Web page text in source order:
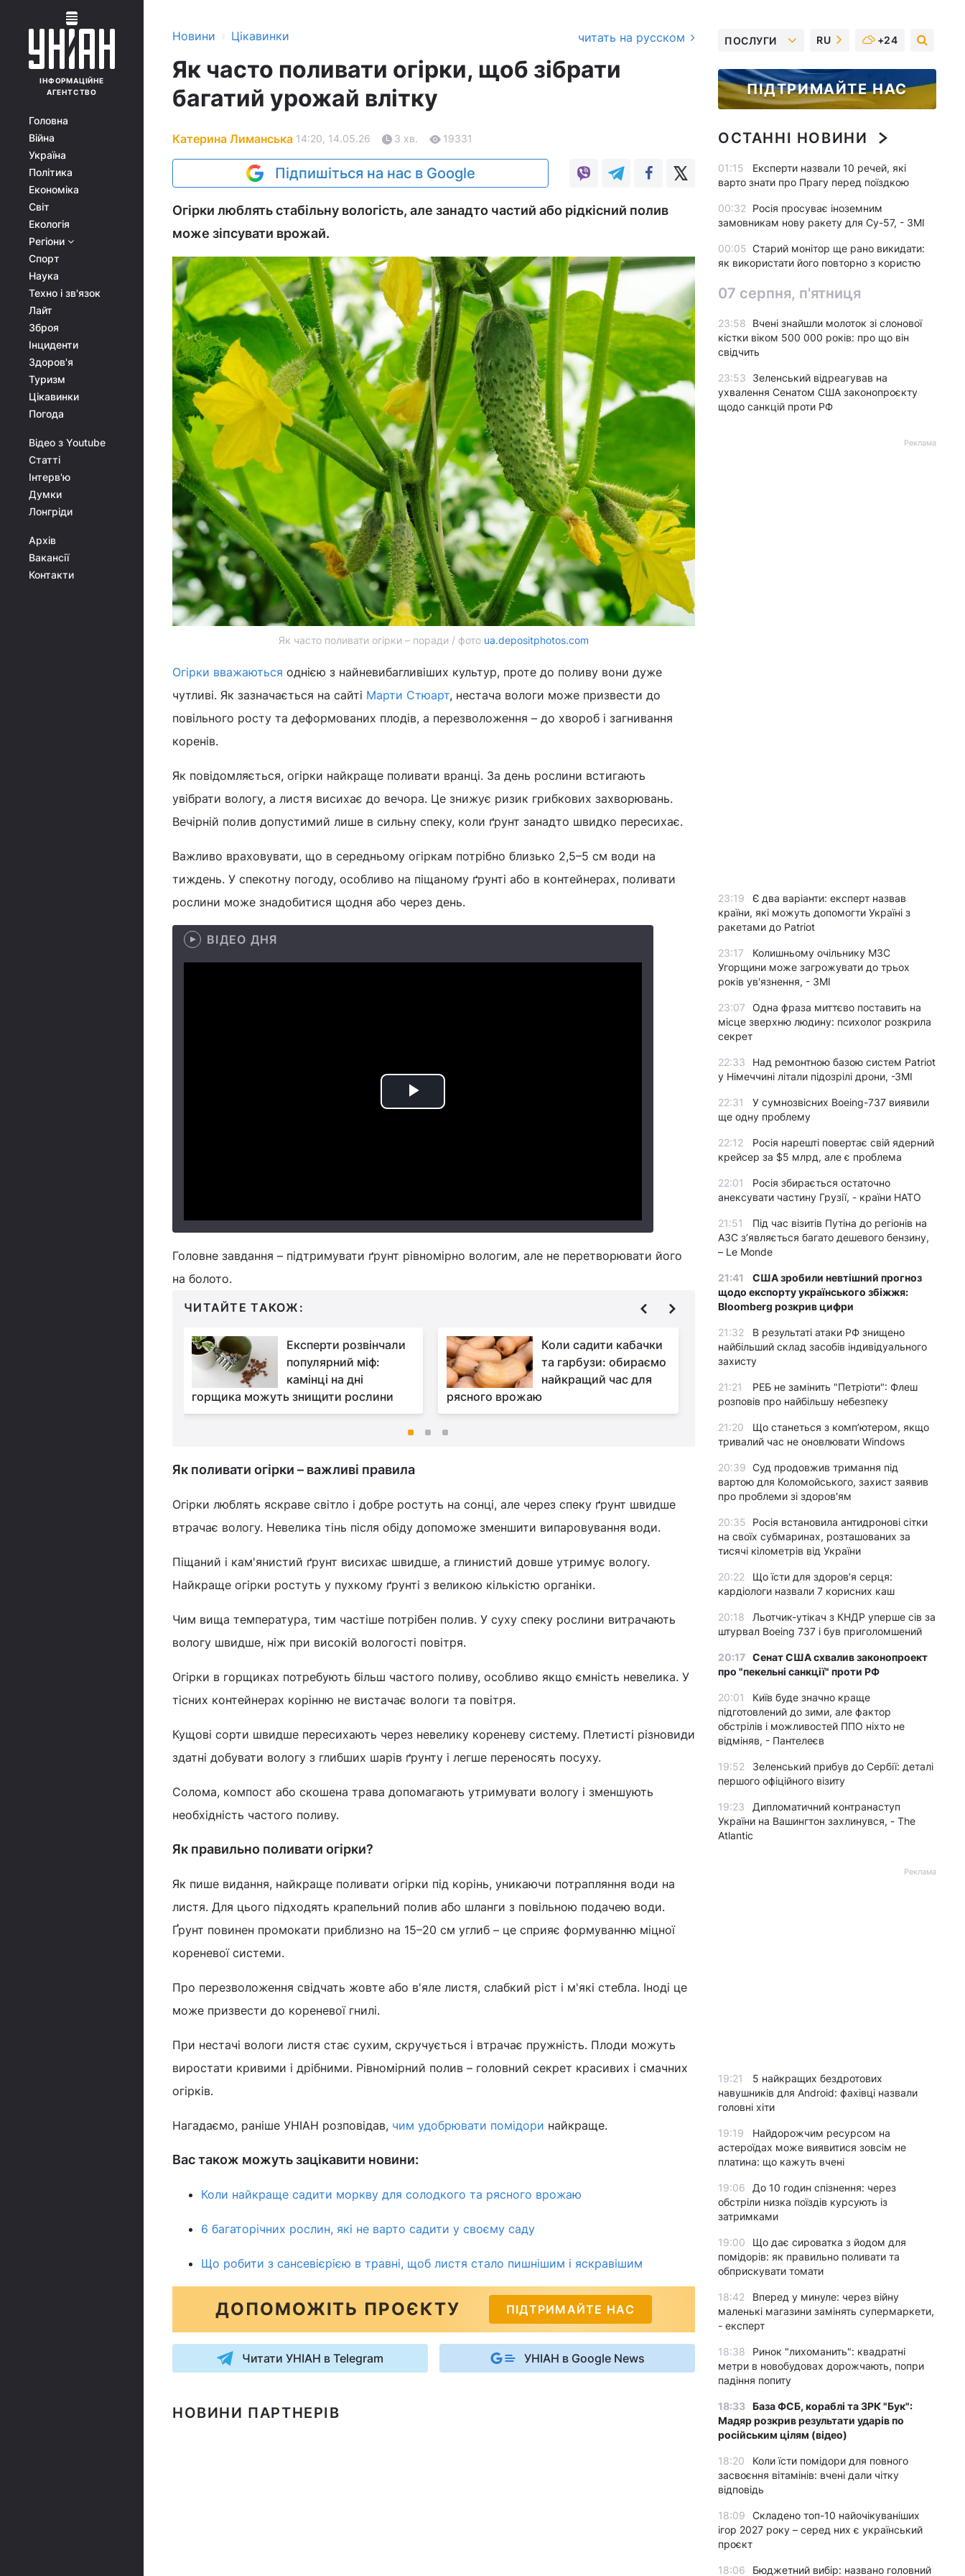
ІНФОРМАЦІЙНЕ
АГЕНТСТВО
Головна
Війна
Україна
Політика
Економіка
Світ
Екологія
Регіони
Спорт
Наука
Техно і зв'язок
Лайт
Зброя
Інциденти
Здоров'я
Туризм
Цікавинки
Погода
Відео з Youtube
Статті
Інтерв'ю
Думки
Лонгріди
Архів
Вакансії
Контакти
Новини › Цікавинки читать на русском
Як часто поливати огірки, щоб зібрати
багатий урожай влітку
Катерина Лиманська 14:20, 14.05.26 3 хв. 19331
Підпишіться на нас в Google
Огірки люблять стабільну вологість, але занадто частий або рідкісний полив
може зіпсувати врожай.
Як часто поливати огірки – поради / фото ua.depositphotos.com
Огірки вважаються однією з найневибагливіших культур, проте до поливу вони дуже
чутливі. Як зазначається на сайті Марти Стюарт, нестача вологи може призвести до
повільного росту та деформованих плодів, а перезволоження – до хвороб і загнивання
коренів.
Як повідомляється, огірки найкраще поливати вранці. За день рослини встигають
увібрати вологу, а листя висихає до вечора. Це знижує ризик грибкових захворювань.
Вечірній полив допустимий лише в сильну спеку, коли ґрунт занадто швидко пересихає.
Важливо враховувати, що в середньому огіркам потрібно близько 2,5–5 см води на
тиждень. У спекотну погоду, особливо на піщаному ґрунті або в контейнерах, поливати
рослини може знадобитися щодня або через день.
ВІДЕО ДНЯ
Play
Головне завдання – підтримувати ґрунт рівномірно вологим, але не перетворювати його
на болото.
ЧИТАЙТЕ ТАКОЖ:
Експерти розвінчали
популярний міф:
камінці на дні
горщика можуть знищити рослини
Коли садити кабачки
та гарбузи: обираємо
найкращий час для
рясного врожаю
Врожай збиратимете
найкращий час для
посадки огірків
Як поливати огірки – важливі правила
Огірки люблять яскраве світло і добре ростуть на сонці, але через спеку ґрунт швидше
втрачає вологу. Невелика тінь після обіду допоможе зменшити випаровування води.
Піщаний і кам'янистий ґрунт висихає швидше, а глинистий довше утримує вологу.
Найкраще огірки ростуть у пухкому ґрунті з великою кількістю органіки.
Чим вища температура, тим частіше потрібен полив. У суху спеку рослини витрачають
вологу швидше, ніж при високій вологості повітря.
Огірки в горщиках потребують більш частого поливу, особливо якщо ємність невелика. У
тісних контейнерах корінню не вистачає вологи та повітря.
Кущові сорти швидше пересихають через невелику кореневу систему. Плетисті різновиди
здатні добувати вологу з глибших шарів ґрунту і легше переносять посуху.
Солома, компост або скошена трава допомагають утримувати вологу і зменшують
необхідність частого поливу.
Як правильно поливати огірки?
Як пише видання, найкраще поливати огірки під корінь, уникаючи потрапляння води на
листя. Для цього підходять крапельний полив або шланги з повільною подачею води.
Ґрунт повинен промокати приблизно на 15–20 см углиб – це сприяє формуванню міцної
кореневої системи.
Про перезволоження свідчать жовте або в'яле листя, слабкий ріст і м'які стебла. Іноді це
може призвести до кореневої гнилі.
При нестачі вологи листя стає сухим, скручується і втрачає пружність. Плоди можуть
виростати кривими і дрібними. Рівномірний полив – головний секрет красивих і смачних
огірків.
Нагадаємо, раніше УНІАН розповідав, чим удобрювати помідори найкраще.
Вас також можуть зацікавити новини:
Коли найкраще садити моркву для солодкого та рясного врожаю
6 багаторічних рослин, які не варто садити у своєму саду
Що робити з сансевієрією в травні, щоб листя стало пишнішим і яскравішим
ДОПОМОЖІТЬ ПРОЄКТУ ПІДТРИМАЙТЕ НАС
Читати УНІАН в Telegram УНІАН в Google News
НОВИНИ ПАРТНЕРІВ
ПОСЛУГИ RU +24
ПІДТРИМАЙТЕ НАС
ОСТАННІ НОВИНИ
01:15
Експерти назвали 10 речей, які
варто знати про Прагу перед поїздкою
00:32
Росія просуває іноземним
замовникам нову ракету для Су-57, - ЗМІ
00:05 Старий монітор ще рано викидати:
як використати його повторно з користю
07 серпня, п'ятниця
23:58
Вчені знайшли молоток зі слонової
кістки віком 500 000 років: про що він
свідчить
23:53
Зеленський відреагував на
ухвалення Сенатом США законопроєкту
щодо санкцій проти РФ
Реклама
23:19
Є два варіанти: експерт назвав
країни, які можуть допомогти Україні з
ракетами до Patriot
23:17
Колишньому очільнику МЗС
Угорщини може загрожувати до трьох
років ув'язнення, - ЗМІ
23:07
Одна фраза миттєво поставить на
місце зверхню людину: психолог розкрила
секрет
22:33
Над ремонтною базою систем Patriot
у Німеччині літали підозрілі дрони, -ЗМІ
22:31
У сумнозвісних Boeing-737 виявили
ще одну проблему
22:12
Росія нарешті повертає свій ядерний
крейсер за $5 млрд, але є проблема
22:01
Росія збирається остаточно
анексувати частину Грузії, - країни НАТО
21:51
Під час візитів Путіна до регіонів на
АЗС з’являється багато дешевого бензину,
– Le Monde
21:41
США зробили невтішний прогноз
щодо експорту українського збіжжя:
Bloomberg розкрив цифри
21:32
В результаті атаки РФ знищено
найбільший склад засобів індивідуального
захисту
21:21
РЕБ не замінить "Петріоти": Флеш
розповів про найбільшу небезпеку
21:20
Що станеться з комп’ютером, якщо
тривалий час не оновлювати Windows
20:39 Суд продовжив тримання під
вартою для Коломойського, захист заявив
про проблеми зі здоров'ям
20:35
Росія встановила антидронові сітки
на своїх субмаринах, розташованих за
тисячі кілометрів від України
20:22
Що їсти для здоров’я серця:
кардіологи назвали 7 корисних каш
20:18
Льотчик-утікач з КНДР уперше сів за
штурвал Boeing 737 і був приголомшений
20:17 Сенат США схвалив законопроект
про "пекельні санкції" проти РФ
20:01
Київ буде значно краще
підготовлений до зими, але фактор
обстрілів і можливостей ППО ніхто не
відміняв, - Пантелеєв
19:52
Зеленський прибув до Сербії: деталі
першого офіційного візиту
19:23
Дипломатичний контранаступ
України на Вашингтон захлинувся, - The
Atlantic
Реклама
19:21
5 найкращих бездротових
навушників для Android: фахівці назвали
головні хіти
19:19
Найдорожчим ресурсом на
астероїдах може виявитися зовсім не
платина: що кажуть вчені
19:06
До 10 годин спізнення: через
обстріли низка поїздів курсують із
затримками
19:00
Що дає сироватка з йодом для
помідорів: як правильно поливати та
обприскувати томати
18:42
Вперед у минуле: через війну
маленькі магазини замінять супермаркети,
- експерт
18:38
Ринок "лихоманить": квадратні
метри в новобудовах дорожчають, попри
падіння попиту
18:33 База ФСБ, кораблі та ЗРК "Бук":
Мадяр розкрив результати ударів по
російським цілям (відео)
18:20
Коли їсти помідори для повного
засвоєння вітамінів: вчені дали чітку
відповідь
18:09
Складено топ-10 найочікуваніших
ігор 2027 року – серед них є український
проєкт
18:06 Бюджетний вибір: названо головний